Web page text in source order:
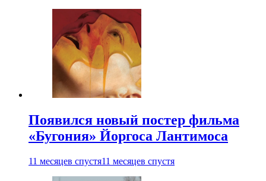
Появился новый постер фильма
«Бугония» Йоргоса Лантимоса
11 месяцев спустя11 месяцев спустя